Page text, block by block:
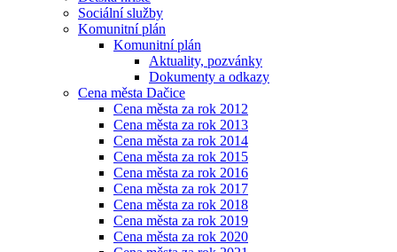
Sociální služby
Komunitní plán
Komunitní plán
Aktuality, pozvánky
Dokumenty a odkazy
Cena města Dačice
Cena města za rok 2012
Cena města za rok 2013
Cena města za rok 2014
Cena města za rok 2015
Cena města za rok 2016
Cena města za rok 2017
Cena města za rok 2018
Cena města za rok 2019
Cena města za rok 2020